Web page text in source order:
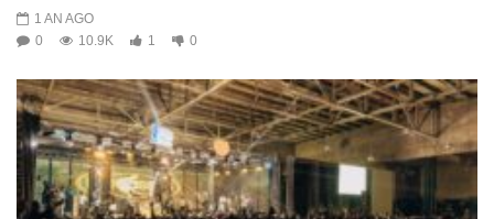
1 AN AGO
0
10.9K 1 0